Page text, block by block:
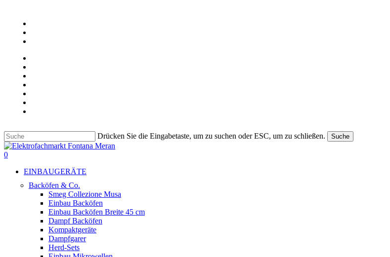
content
Drücken Sie die Eingabetaste, um zu suchen oder ESC, um zu schließen. Suche
Suche
beenden
suche
0
EINBAUGERÄTE
Backöfen & Co.
Smeg Collezione Musa
Einbau Backöfen
Einbau Backöfen Breite 45 cm
Dampf Backöfen
Kompaktgeräte
Dampfgarer
Herd-Sets